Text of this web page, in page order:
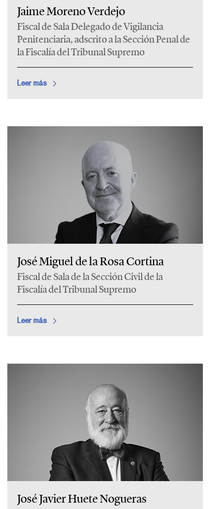
Jaime Moreno Verdejo
Fiscal de Sala Delegado de Vigilancia
Penitenciaria, adscrito a la Sección Penal de
la Fiscalía del Tribunal Supremo
Leer más
José Miguel de la Rosa Cortina
Fiscal de Sala de la Sección Civil de la
Fiscalía del Tribunal Supremo
Leer más
José Javier Huete Nogueras